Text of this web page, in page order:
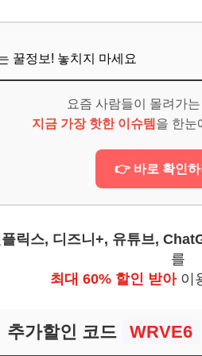
놓치지 마세요
꿀정보! 놓치지 마세요
요즘 사람들이 몰려가
지금 가장 핫한 이슈템 을 한눈
👉 바로 확인하
릭스, 디즈니+, 유튜브,
를
최대 60% 할인 받아이
추가할인 코드 WRVE6